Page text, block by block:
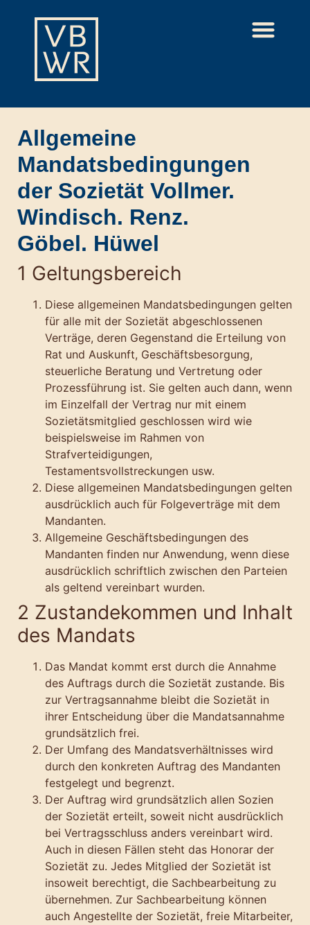
Allgemeine
Mandatsbedingungen
der Sozietät Vollmer.
Windisch. Renz.
Göbel. Hüwel
1 Geltungsbereich
Diese allgemeinen Mandatsbedingungen gelten
für alle mit der Sozietät abgeschlossenen
Verträge, deren Gegenstand die Erteilung von
Rat und Auskunft, Geschäftsbesorgung,
steuerliche Beratung und Vertretung oder
Prozessführung ist. Sie gelten auch dann, wenn
im Einzelfall der Vertrag nur mit einem
Sozietätsmitglied geschlossen wird wie
beispielsweise im Rahmen von
Strafverteidigungen,
Testamentsvollstreckungen usw.
Diese allgemeinen Mandatsbedingungen gelten
ausdrücklich auch für Folgeverträge mit dem
Mandanten.
Allgemeine Geschäftsbedingungen des
Mandanten finden nur Anwendung, wenn diese
ausdrücklich schriftlich zwischen den Parteien
als geltend vereinbart wurden.
2 Zustandekommen und Inhalt
des Mandats
Das Mandat kommt erst durch die Annahme
des Auftrags durch die Sozietät zustande. Bis
zur Vertragsannahme bleibt die Sozietät in
ihrer Entscheidung über die Mandatsannahme
grundsätzlich frei.
Der Umfang des Mandatsverhältnisses wird
durch den konkreten Auftrag des Mandanten
festgelegt und begrenzt.
Der Auftrag wird grundsätzlich allen Sozien
der Sozietät erteilt, soweit nicht ausdrücklich
bei Vertragsschluss anders vereinbart wird.
Auch in diesen Fällen steht das Honorar der
Sozietät zu. Jedes Mitglied der Sozietät ist
insoweit berechtigt, die Sachbearbeitung zu
übernehmen. Zur Sachbearbeitung können
auch Angestellte der Sozietät, freie Mitarbeiter,